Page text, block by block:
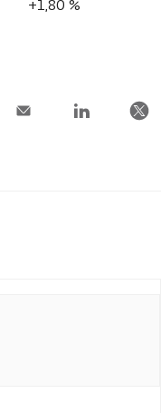
+1,80 %